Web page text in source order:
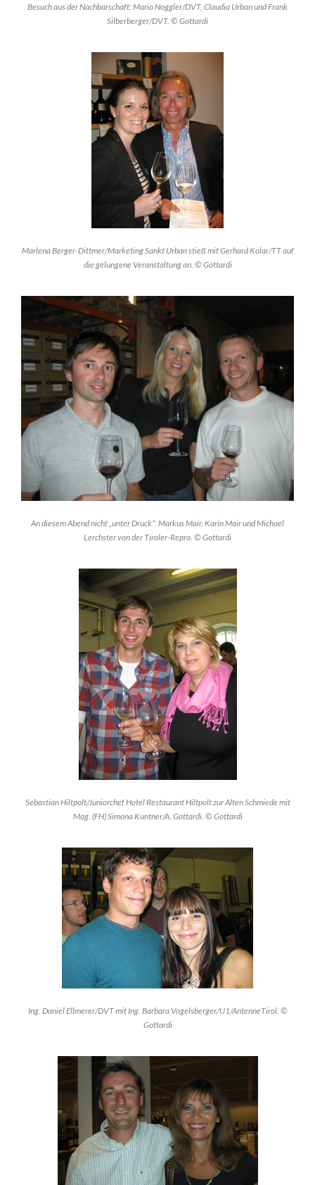
Besuch aus der Nachbarschaft: Mario Noggler/DVT, Claudia Urban und Frank
Silberberger/DVT. © Gottardi
Marlena Berger-Dittmer/Marketing Sankt Urban stieß mit Gerhard Kolar/TT auf
die gelungene Veranstaltung an. © Gottardi
An diesem Abend nicht „unter Druck“: Markus Mair, Karin Mair und Michael
Lerchster von der Tiroler-Repro. © Gottardi
Sebastian Hiltpolt/Juniorchef Hotel Restaurant Hiltpolt zur Alten Schmiede mit
Mag. (FH) Simona Kuntner/A. Gottardi. © Gottardi
Ing. Daniel Ellmerer/DVT mit Ing. Barbara Vogelsberger/U1/AntenneTirol. ©
Gottardi